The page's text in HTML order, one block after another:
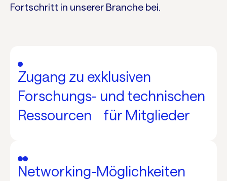
Fortschritt in unserer Branche bei.
Zugang zu exklusiven
Forschungs- und technischen
Ressourcen für Mitglieder
Networking-Möglichkeiten